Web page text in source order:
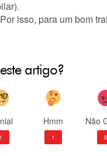
isso, para um bom
artigo?
1
Hmm
1
Não
0